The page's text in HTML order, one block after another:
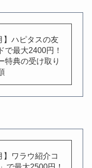
】ハピタスの友
で最大2400円！
特典の受け取り
】ワラウ紹介コ